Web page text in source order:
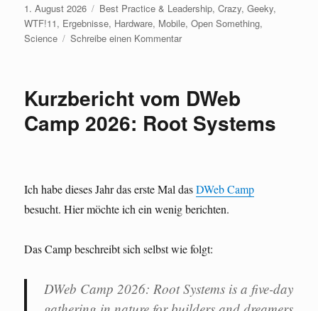
Veröffentlicht
am
1. August 2026 Kategorien
Best Practice & Leadership,Crazy, Geeky,
WTF!11, Ergebnisse, Hardware, Mobile,Open Something,
Science
Schreibe einen Kommentarzu
Analyzer:
zum
Antennen
vermessen
einsetzen
Kurzbericht vom DWeb
Camp 2026: Root Systems
Ich habe dieses Jahr das erste Mal dasDWeb Camp
besucht. Hier möchte ich ein wenig berichten.
Das Camp beschreibt sich selbst wie folgt:
DWeb Camp 2026: Root Systems is a five-day